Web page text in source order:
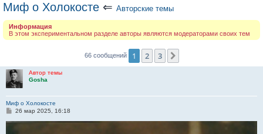
Миф о Холокосте ⇐ Авторские темы
Информация
В этом экспериментальном разделе авторы являются модераторами своих тем
66 сообщений 1 2 3
Автор темы
Gosha
Миф о Холокосте
С
о
26 мар 2025, 16:18